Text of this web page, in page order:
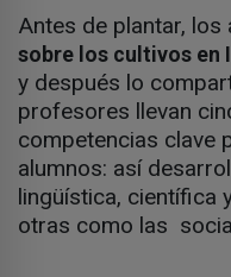
Antes de plantar, los
sobre los cultivos en
y después lo
profesores llevan
competencias clave
alumnos: así
lingüística, científica
otras como las